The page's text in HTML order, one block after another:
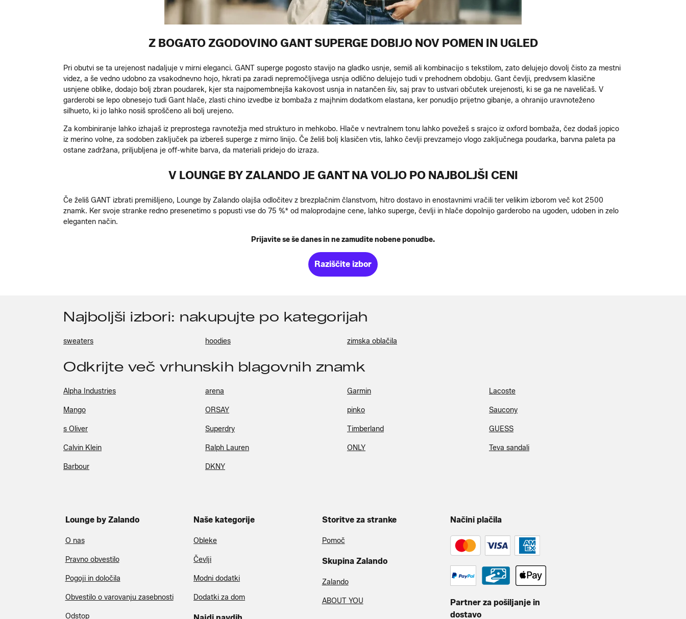
Z BOGATO ZGODOVINO GANT SUPERGE DOBIJO NOV POMEN IN UGLED
Pri obutvi se ta urejenost nadaljuje v mirni eleganci. GANT superge pogosto stavijo na gladko usnje, semiš ali kombinacijo s tekstilom, zato delujejo dovolj čisto za mestni
videz, a še vedno udobno za vsakodnevno hojo, hkrati pa zaradi nepremočljivega usnja odlično delujejo tudi v prehodnem obdobju. Gant čevlji, predvsem klasične
usnjene oblike, dodajo bolj zbran poudarek, kjer sta najpomembnejša kakovost usnja in natančen šiv, saj prav to ustvari občutek urejenosti, ki se ga ne naveličaš. V
garderobi se lepo obnesejo tudi Gant hlače, zlasti chino izvedbe iz bombaža z majhnim dodatkom elastana, ker ponudijo prijetno gibanje, a ohranijo uravnoteženo
silhueto, ki jo lahko nosiš sproščeno ali bolj urejeno.
Za kombiniranje lahko izhajaš iz preprostega ravnotežja med strukturo in mehkobo. Hlače v nevtralnem tonu lahko povežeš s srajco iz oxford bombaža, čez dodaš jopico
iz merino volne, za sodoben zaključek pa izbereš superge z mirno linijo. Če želiš bolj klasičen vtis, lahko čevlji prevzamejo vlogo zaključnega poudarka, barvna paleta pa
ostane zadržana, priljubljena je off-white barva, da materiali pridejo do izraza.
V LOUNGE BY ZALANDO JE GANT NA VOLJO PO NAJBOLJŠI CENI
Če želiš GANT izbrati premišljeno, Lounge by Zalando olajša odločitev z brezplačnim članstvom, hitro dostavo in enostavnimi vračili ter velikim izborom več kot 2500
znamk. Ker svoje stranke redno presenetimo s popusti vse do 75 %* od maloprodajne cene, lahko superge, čevlji in hlače dopolnijo garderobo na ugoden, udoben in zelo
eleganten način.
Prijavite se še danes in ne zamudite nobene ponudbe.
Raziščite izbor
Najboljši izbori: nakupujte po kategorijah
sweaters hoodies zimska oblačila
Odkrijte več vrhunskih blagovnih znamk
Alpha Industries arena Garmin Lacoste
Mango ORSAY pinko Saucony
s Oliver Superdry Timberland GUESS
Calvin Klein Ralph Lauren ONLY Teva sandali
Barbour DKNY
Lounge by Zalando
O nas
Pravno obvestilo
Pogoji in določila
Obvestilo o varovanju zasebnosti
Odstop
Naše kategorije
Obleke
Čevlji
Modni dodatki
Dodatki za dom
Storitve za stranke
Pomoč
Skupina Zalando
Zalando
ABOUT YOU
Načini plačila
Partner za pošiljanje in
dostavo